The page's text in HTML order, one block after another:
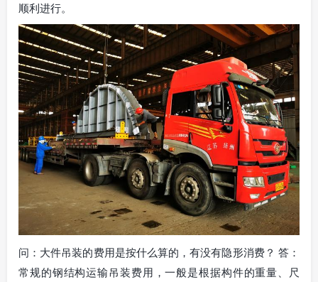
顺利进行。
问：大件吊装的费用是按什么算的，有没有隐形消费？ 答：
常规的钢结构运输吊装费用，一般是根据构件的重量、尺